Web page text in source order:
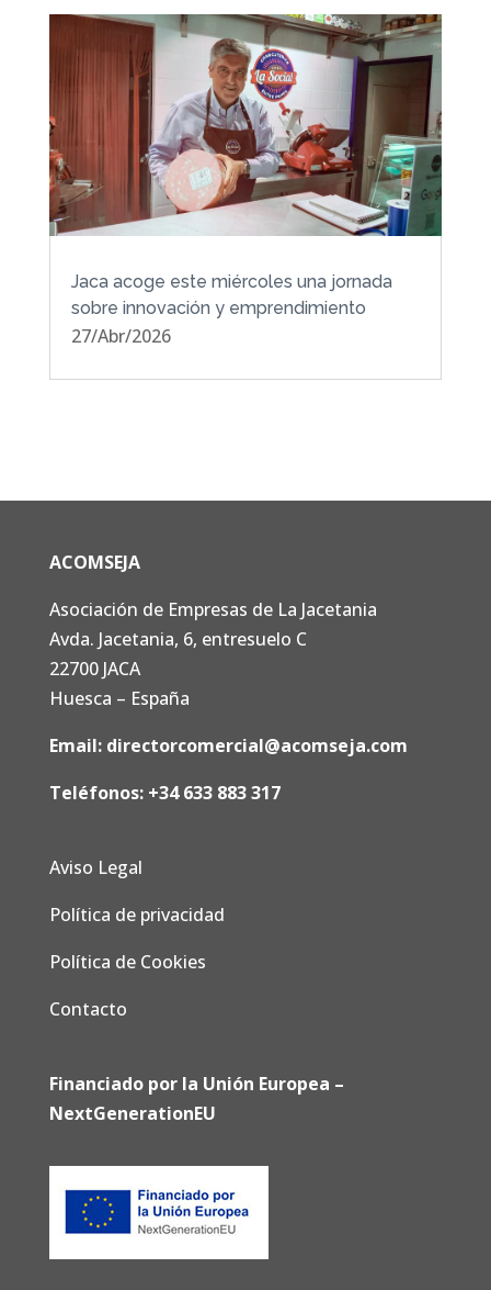
Jaca acoge este miércoles una jornada
sobre innovación y emprendimiento
27/Abr/2026
ACOMSEJA
Asociación de Empresas de La Jacetania
Avda. Jacetania, 6, entresuelo C
22700 JACA
Huesca – España
Email: directorcomercial@acomseja.com
Teléfonos: +34 633 883 317
Aviso Legal
Política de privacidad
Política de Cookies
Contacto
Financiado por la Unión Europea –
NextGenerationEU